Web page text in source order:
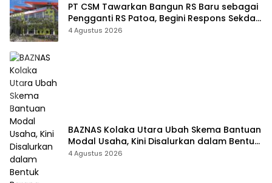
PT CSM Tawarkan Bangun RS Baru sebagai
Pengganti RS Patoa, Begini Respons Sekda
Kolut
4 Agustus 2026
BAZNAS Kolaka Utara Ubah Skema Bantuan
Modal Usaha, Kini Disalurkan dalam Bentuk
Barang Senilai Rp419,5 Juta
4 Agustus 2026